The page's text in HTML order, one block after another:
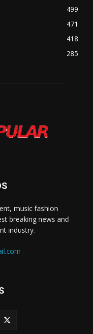
499
471
418
285
music fashion
breaking news and
industry.